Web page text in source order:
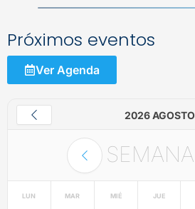
Próximos eventos
Ver Agenda
2026 AGOSTO
SEMANA
LUN MAR MIÉ JUE